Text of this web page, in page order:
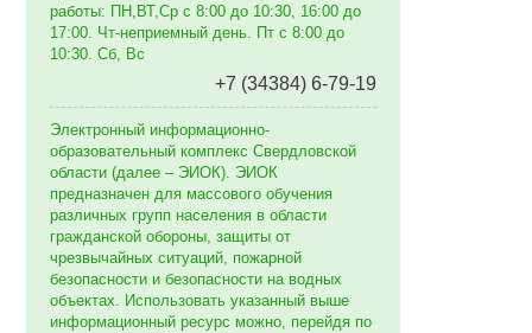
работы: ПН,ВТ,Ср с 8:00 до 10:30, 16:00 до
17:00. Чт-неприемный день. Пт с 8:00 до
10:30. Сб, Вс
+7 (34384) 6-79-19
Электронный информационно-
образовательный комплекс Свердловской
области (далее – ЭИОК). ЭИОК
предназначен для массового обучения
различных групп населения в области
гражданской обороны, защиты от
чрезвычайных ситуаций, пожарной
безопасности и безопасности на водных
объектах. Использовать указанный выше
информационный ресурс можно, перейдя по